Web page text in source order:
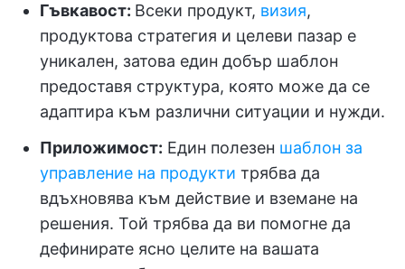
Гъвкавост: Всеки продукт, визия,
продуктова стратегия и целеви пазар е
уникален, затова един добър шаблон
предоставя структура, която може да се
адаптира към различни ситуации и нужди.
Приложимост: Един полезен шаблон за
управление на продукти трябва да
вдъхновява към действие и вземане на
решения. Той трябва да ви помогне да
дефинирате ясно целите на вашата